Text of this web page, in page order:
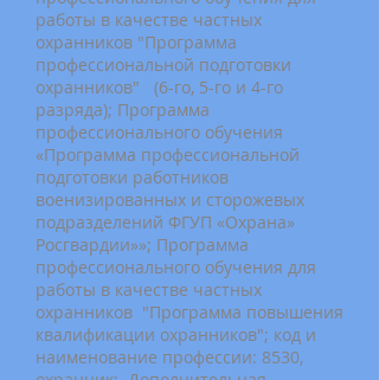
работы в качестве частных
охранников "Программа
профессиональной подготовки
охранников" (6-го, 5-го и 4-го
разряда); Программа
профессионального обучения
«Программа профессиональной
подготовки работников
военизированных и сторожевых
подразделений ФГУП «Охрана»
Росгвардии»»; Программа
профессионального обучения для
работы в качестве частных
охранников "Программа повышения
квалификации охранников"; код и
наименование профессии: 8530,